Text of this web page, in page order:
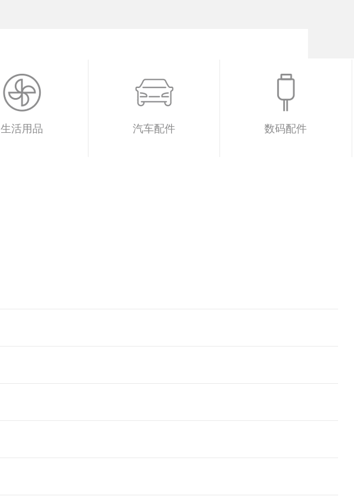
生活用品 汽车配件 数码配件